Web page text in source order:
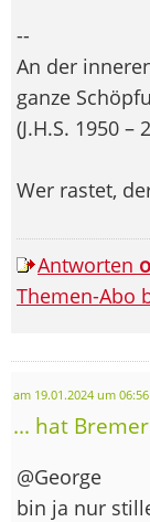
--
An der
ganze
(J.H.S. 1950 –
Wer rastet,
Antworten
Themen-Abo
am 19.01.2024 um
... hat
@George
bin ja nur